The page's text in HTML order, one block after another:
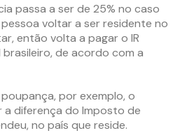
passa a ser de 25% no caso
voltar a ser residente no
então volta a pagar o IR
de acordo com a
por exemplo, o
diferença do Imposto de
no país que reside.